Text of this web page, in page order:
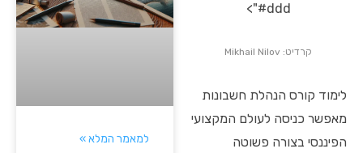
#ddd">
קרדיט: Mikhail Nilov
לימוד קורס הנהלת חשבונות
מאפשר כניסה לעולם המקצועי
הפיננסי בצורה פשוטה
למאמר המלא »